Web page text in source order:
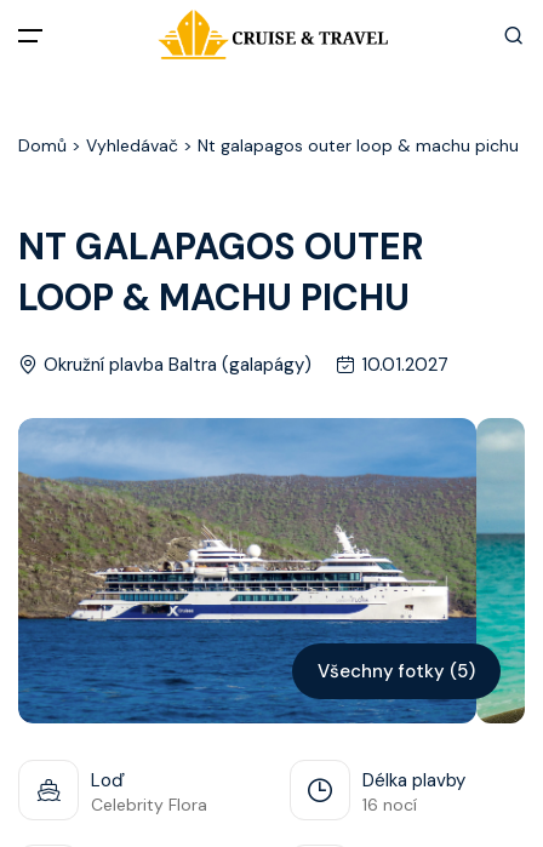
Akční nabídky
Destinace
Zážitky z plaveb
Užitečné informace
Často kladené otázky
Články
Kontakt
Vyhledat plavbu
Domů > Vyhledávač > Nt galapagos outer loop & machu pichu
NT GALAPAGOS OUTER
LOOP & MACHU PICHU
Okružní plavba Baltra (galapágy) 10.01.2027
Všechny fotky (5)
Loď
Celebrity Flora
Délka plavby
16 nocí